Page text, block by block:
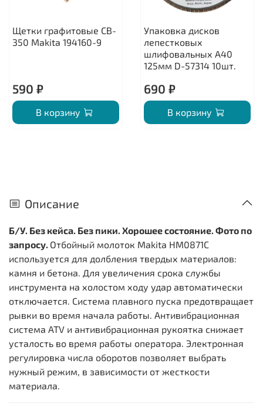
Щетки графитовые CB-
350 Makita 194160-9
590 ₽
В корзину
Упаковка дисков
лепестковых
шлифовальных А40
125мм D-57314 10шт.
690 ₽
В корзину
Описание
Б/У. Без кейса. Без пики. Хорошее состояние. Фото по
запросу. Отбойный молоток Makita HM0871C
используется для долбления твердых материалов:
камня и бетона. Для увеличения срока службы
инструмента на холостом ходу удар автоматически
отключается. Система плавного пуска предотвращает
рывки во время начала работы. Антивибрационная
система ATV и антивибрационная рукоятка снижает
усталость во время работы оператора. Электронная
регулировка числа оборотов позволяет выбрать
нужный режим, в зависимости от жесткости
материала.